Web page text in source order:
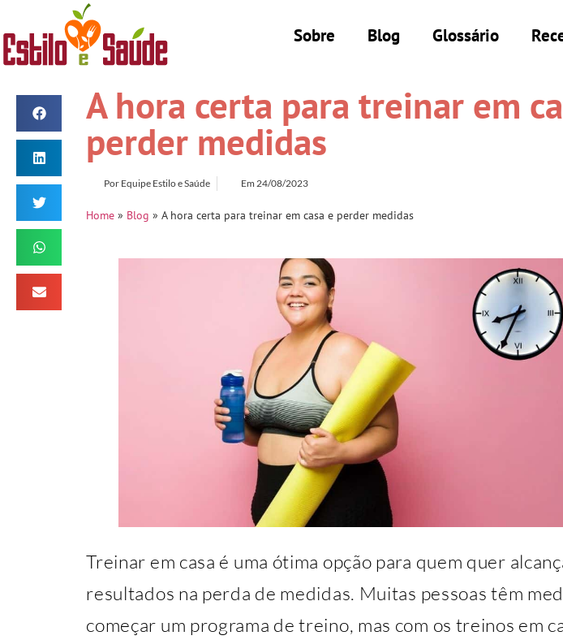
Sobre Blog Glossário
A hora certa para treinar em
perder medidas
Por Equipe Estilo e Saúde Em 24/08/2023
Home » Blog »A hora certa para treinar em casa e perder medidas
Treinar em casa é uma ótima opção para quem quer
resultados na perda de medidas. Muitas pessoas têm
começar um programa de treino, mas com os treinos em